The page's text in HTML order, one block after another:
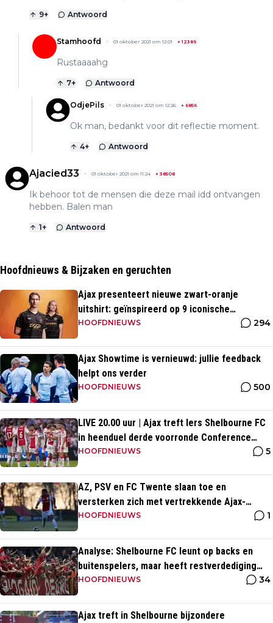
9+ Antwoord
Stamhoofd 01 oktober 2021 om 12:01 +12389
Rustaaaahg
7+ Antwoord
OdjePils 01 oktober 2021 om 12:26 + 6856
Ok man, bedankt voor dit reflectie moment.
4+ Antwoord
Ajacied33 01 oktober 2021 om 11:24 + 38508
Ik behoor tot de mensen die deze mail idd ontvangen
hebben. Balen man
1+ Antwoord
Hoofdnieuws & Bijzaken en geruchten
Ajax presenteert nieuwe zwart-oranje
uitshirt: geïnspireerd op 9 iconische
momenten uit clubhistorie
HOOFDNIEUWS 294
Ajax Showtime is vernieuwd: jullie feedback
helpt ons verder
HOOFDNIEUWS 500
LIVE 20.00 uur | Ajax treft Iers Shelbourne FC
in heenduel derde voorronde Conference
League
HOOFDNIEUWS 5
AZ, PSV en FC Twente slaan toe en
versterken zich met vertrekkende Ajax-
talenten
HOOFDNIEUWS 1
Analyse: Shelbourne FC leunt op backs en
buitenspelers, maar heeft restverdediging
totaal niet op orde
HOOFDNIEUWS 34
Ajax treft in Shelbourne bijzondere